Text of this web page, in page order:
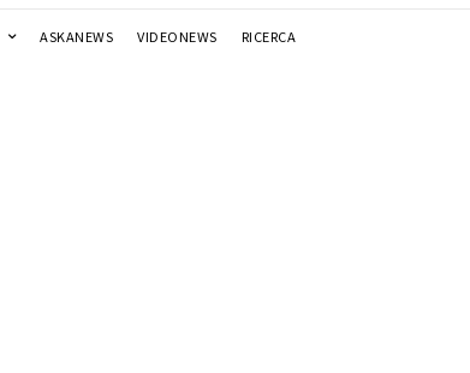
ASKANEWS VIDEONEWS RICERCA